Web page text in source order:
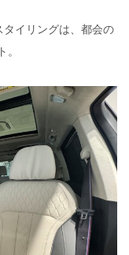
イリングは、都会の